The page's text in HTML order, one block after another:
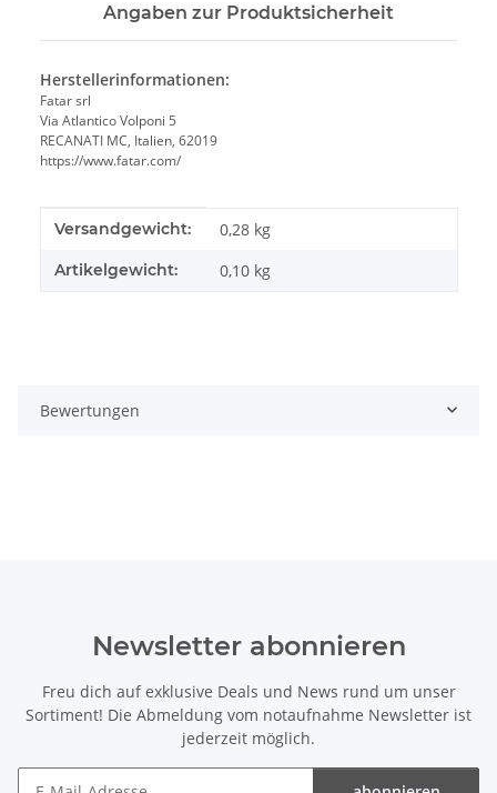
Angaben zur Produktsicherheit
Herstellerinformationen:
Fatar srl
Via Atlantico Volponi 5
RECANATI MC, Italien, 62019
https://www.fatar.com/
Produkteigenschaft
Wert
Versandgewicht: 0,28 kg
Artikelgewicht: 0,10 kg
Bewertungen
Newsletter abonnieren
Freu dich auf exklusive Deals und News rund um unser
Sortiment! Die Abmeldung vom notaufnahme Newsletter ist
jederzeit möglich.